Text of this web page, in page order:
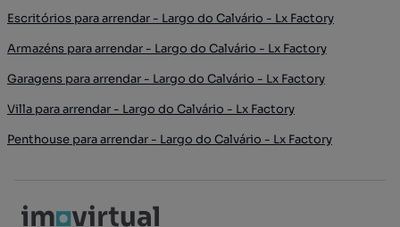
Escritórios para arrendar - Largo do Calvário - Lx Factory
Armazéns para arrendar - Largo do Calvário - Lx Factory
Garagens para arrendar - Largo do Calvário - Lx Factory
Villa para arrendar - Largo do Calvário - Lx Factory
Penthouse para arrendar - Largo do Calvário - Lx Factory